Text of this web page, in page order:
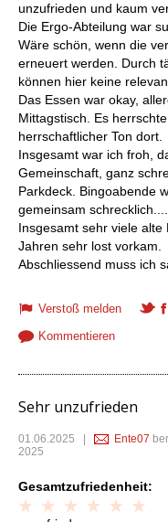
unzufrieden und kaum
Die Ergo-Abteilung war
Wäre schön, wenn die
erneuert werden. Durch
können hier keine
Das Essen war okay,
Mittagstisch. Es
herrschaftlicher Ton dort.
Insgesamt war ich froh,
Gemeinschaft, ganz
Parkdeck. Bingoabende
gemeinsam schrecklich.....
Insgesamt sehr viele
Jahren sehr lost vorkam.
Abschliessend muss ich
Verstoß melden
Kommentieren
Sehr unzufrieden
01.06.2025 Ente07
2025
Gesamtzufriedenheit: